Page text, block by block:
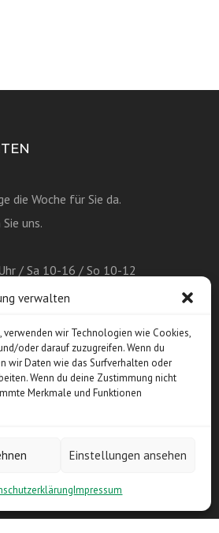
verwalten
wir Technologien wie Cookies,
oder darauf zuzugreifen. Wenn du
wir Daten wie das Surfverhalten oder
Wenn du deine Zustimmung nicht
Merkmale und Funktionen
Einstellungen ansehen
Impressum
die Woche für Sie da.
uns.
/ Sa 10-16 / So 10-12